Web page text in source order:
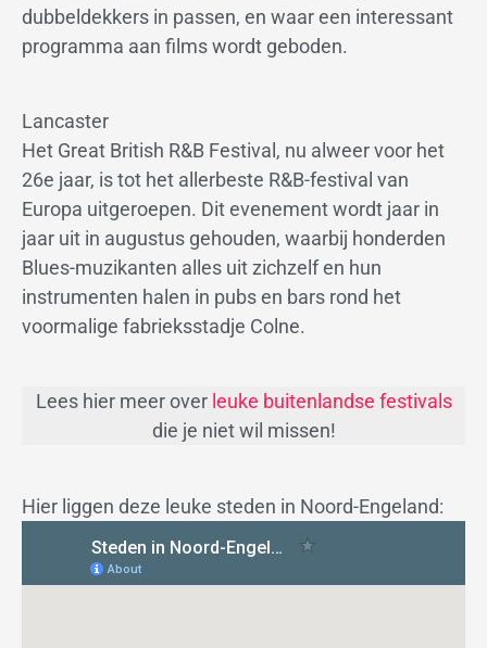
dubbeldekkers in passen, en waar een interessant
programma aan films wordt geboden.
Lancaster
Het Great British R&B Festival, nu alweer voor het
26e jaar, is tot het allerbeste R&B-festival van
Europa uitgeroepen. Dit evenement wordt jaar in
jaar uit in augustus gehouden, waarbij honderden
Blues-muzikanten alles uit zichzelf en hun
instrumenten halen in pubs en bars rond het
voormalige fabrieksstadje Colne.
Lees hier meer overleuke buitenlandse festivals
die je niet wil missen!
Hier liggen deze leuke steden in Noord-Engeland: